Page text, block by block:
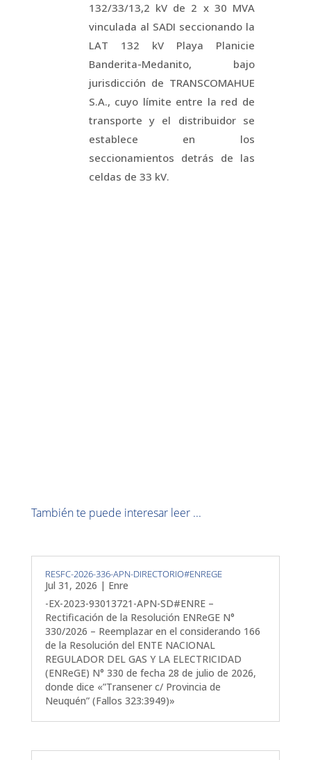
132/33/13,2 kV de 2 x 30 MVA
vinculada al SADI seccionando la
LAT 132 kV Playa Planicie
Banderita-Medanito, bajo
jurisdicción de TRANSCOMAHUE
S.A., cuyo límite entre la red de
transporte y el distribuidor se
establece en los
seccionamientos detrás de las
celdas de 33 kV.
También te puede interesar leer ...
RESFC-2026-336-APN-DIRECTORIO#ENREGE
Jul 31, 2026 | Enre
-EX-2023-93013721-APN-SD#ENRE –
Rectificación de la Resolución ENReGE N°
330/2026 – Reemplazar en el considerando 166
de la Resolución del ENTE NACIONAL
REGULADOR DEL GAS Y LA ELECTRICIDAD
(ENReGE) N° 330 de fecha 28 de julio de 2026,
donde dice «”Transener c/ Provincia de
Neuquén” (Fallos 323:3949)»